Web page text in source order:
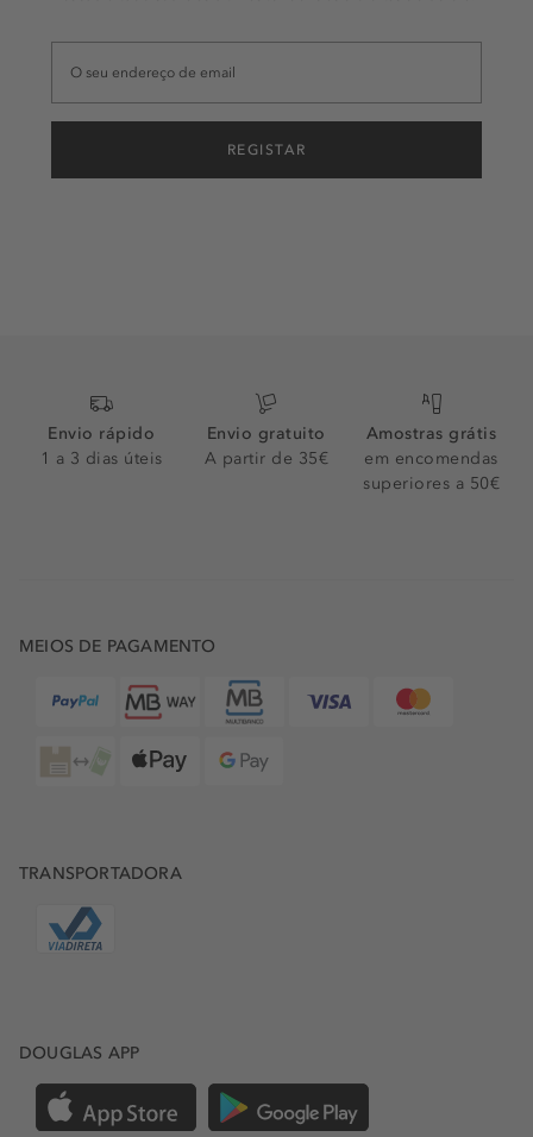
REGISTAR
Envio rápido
1 a 3 dias úteis
Envio gratuito
A partir de 35€
Amostras grátis
em encomendas
superiores a 50€
MEIOS DE PAGAMENTO
TRANSPORTADORA
DOUGLAS APP